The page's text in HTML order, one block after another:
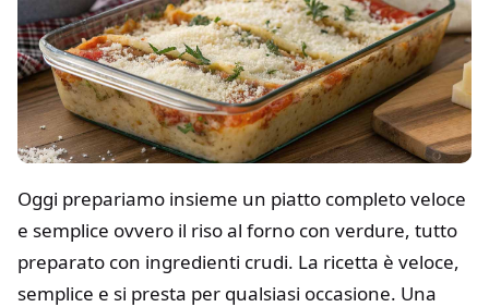
Oggi prepariamo insieme un piatto completo veloce
e semplice ovvero il riso al forno con verdure, tutto
preparato con ingredienti crudi. La ricetta è veloce,
semplice e si presta per qualsiasi occasione. Una